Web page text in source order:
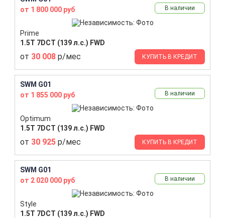
от 1 800 000 руб
В наличии
Prime
1.5T 7DCT (139 л.с.) FWD
от 30 008 р/мес КУПИТЬ В КРЕДИТ
SWM G01
от 1 855 000 руб
В наличии
Optimum
1.5T 7DCT (139 л.с.) FWD
от 30 925 р/мес КУПИТЬ В КРЕДИТ
SWM G01
от 2 020 000 руб
В наличии
Style
1.5T 7DCT (139 л.с.) FWD